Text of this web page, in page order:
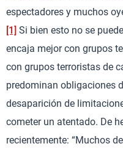
espectadores y muchos
[1] Si bien esto no se
encaja mejor con grupos
con grupos terroristas de
predominan obligaciones
desaparición de
cometer un atentado. De
recientemente: “Muchos